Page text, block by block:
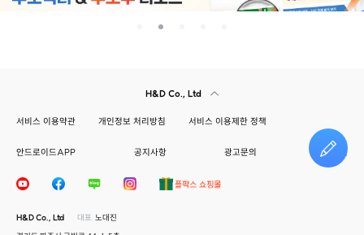
H&D Co., Ltd
서비스 이용약관 개인정보 처리방침 서비스 이용제한 정책
안드로이드APP 공지사항 광고문의 건의하기
H&D Co., Ltd 대표 노대진